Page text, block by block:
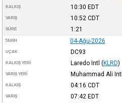
KALKIŞ 10:30 EDT
VARIŞ 10:52 CDT
SÜRE 1:21
TARIH 04-Ağu-2026
UÇAK DC93
KALKIŞ YERI Laredo Intl (KLRD)
VARIŞ YERI Muhammad Ali Intl
KALKIŞ 04:16 CDT
VARIŞ 07:42 EDT